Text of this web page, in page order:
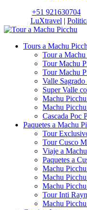
+51 921630704
LuXtravel |
Tours a Machu
Tour a
Tour Machu
Tour Machu
Valle
Super Valle
Machu
Machu
Cascada Poc
Paquetes a Machu
Tour
Tour Cusco
Viaje a
Paquetes a
Machu
Machu
Machu
Tour Inti
Machu